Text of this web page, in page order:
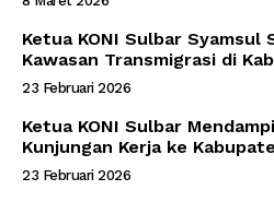
Ketua KONI Sulbar Syamsul
Kawasan Transmigrasi di
23 Februari 2026
Ketua KONI Sulbar
Kunjungan Kerja ke
23 Februari 2026